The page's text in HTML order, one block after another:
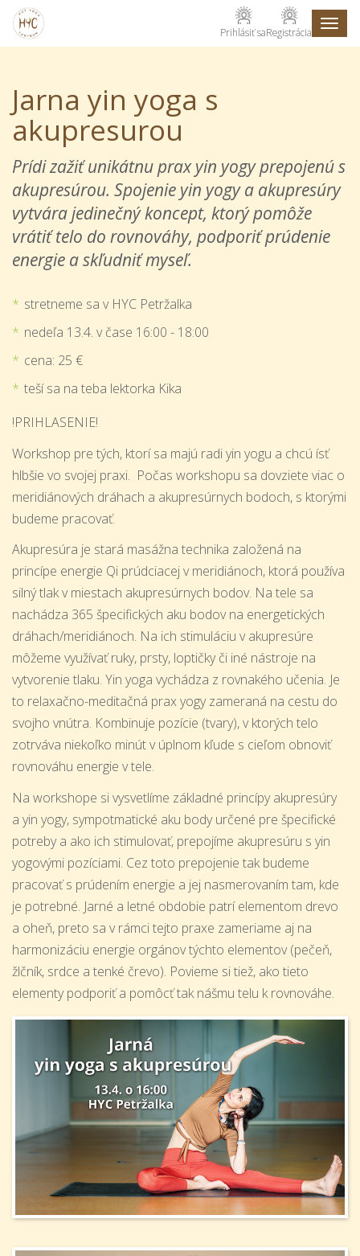
Prihlásiť saRegistrácia
Jarna yin yoga s
akupresurou
Prídi zažiť unikátnu prax yin yogy prepojenú s
akupresúrou. Spojenie yin yogy a akupresúry
vytvára jedinečný koncept, ktorý pomôže
vrátiť telo do rovnováhy, podporiť prúdenie
energie a skľudniť myseľ.
stretneme sa v HYC Petržalka
nedeľa 13.4. v čase 16:00 - 18:00
cena: 25 €
teší sa na teba lektorka Kika
!PRIHLASENIE!
Workshop pre tých, ktorí sa majú radi yin yogu a chcú ísť
hlbšie vo svojej praxi. Počas workshopu sa dovziete viac o
meridiánových dráhach a akupresúrnych bodoch, s ktorými
budeme pracovať.
Akupresúra je stará masážna technika založená na
princípe energie Qi prúdciacej v meridiánoch, ktorá používa
silný tlak v miestach akupresúrnych bodov. Na tele sa
nachádza 365 špecifických aku bodov na energetických
dráhach/meridiánoch. Na ich stimuláciu v akupresúre
môžeme využívať ruky, prsty, loptičky či iné nástroje na
vytvorenie tlaku. Yin yoga vychádza z rovnakého učenia. Je
to relaxačno-meditačná prax yogy zameraná na cestu do
svojho vnútra. Kombinuje pozície (tvary), v ktorých telo
zotrváva niekoľko minút v úplnom kľude s cieľom obnoviť
rovnováhu energie v tele.
Na workshope si vysvetlíme základné princípy akupresúry
a yin yogy, sympotmatické aku body určené pre špecifické
potreby a ako ich stimulovať, prepojíme akupresúru s yin
yogovými pozíciami. Cez toto prepojenie tak budeme
pracovať s prúdením energie a jej nasmerovaním tam, kde
je potrebné. Jarné a letné obdobie patrí elementom drevo
a oheň, preto sa v rámci tejto praxe zameriame aj na
harmonizáciu energie orgánov týchto elementov (pečeň,
žlčník, srdce a tenké črevo). Povieme si tiež, ako tieto
elementy podporiť a pomôcť tak nášmu telu k rovnováhe.